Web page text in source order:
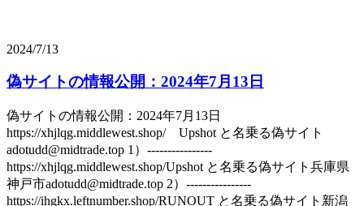
2024/7/13
偽サイトの情報公開：2024年7月13日
偽サイトの情報公開：2024年7月13日
https://xhjlqg.middlewest.shop/ Upshot と名乗る偽サイト
adotudd@midtrade.top 1）----------------
https://xhjlqg.middlewest.shop/Upshot と名乗る偽サイト兵庫県
神戸市adotudd@midtrade.top 2）----------------
https://ihgkx.leftnumber.shop/RUNOUT と名乗る偽サイト新潟